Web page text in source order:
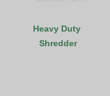
Heavy Duty
Shredder